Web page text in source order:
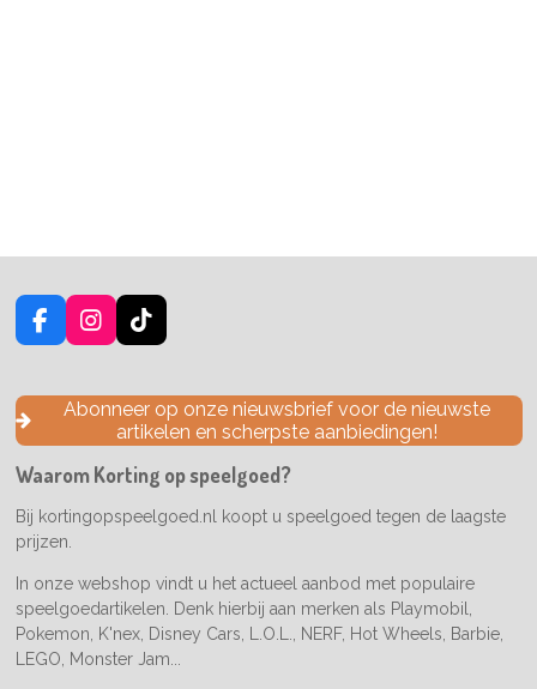
F
a
e
o
k
I
n
t
a
g
a
m
T
i
T
o
k
Abonneer op onze nieuwsbrief voor de nieuwste
artikelen en scherpste aanbiedingen!
Waarom Korting op speelgoed?
Bij kortingopspeelgoed.nl koopt u speelgoed tegen de laagste
prijzen.
In onze webshop vindt u het actueel aanbod met populaire
speelgoedartikelen. Denk hierbij aan merken als Playmobil,
Pokemon, K'nex, Disney Cars, L.O.L., NERF, Hot Wheels, Barbie,
LEGO, Monster Jam...